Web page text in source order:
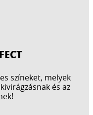
színeket, melyek
és az